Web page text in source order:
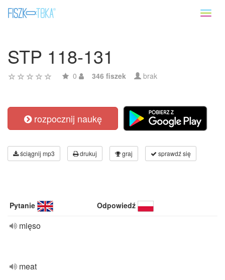
STP 118-131
0 346 fiszek brak
rozpocznij naukę
ściągnij mp3 drukuj graj sprawdź się
Pytanie Odpowiedź
mięso
meat